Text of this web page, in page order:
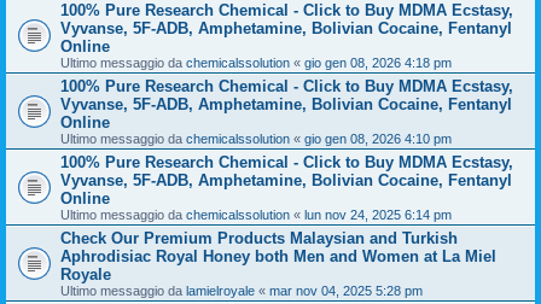
100% Pure Research Chemical - Click to Buy MDMA Ecstasy,
Vyvanse, 5F-ADB, Amphetamine, Bolivian Cocaine, Fentanyl
Online
Ultimo messaggio da chemicalssolution « gio gen 08, 2026 4:18 pm
100% Pure Research Chemical - Click to Buy MDMA Ecstasy,
Vyvanse, 5F-ADB, Amphetamine, Bolivian Cocaine, Fentanyl
Online
Ultimo messaggio da chemicalssolution « gio gen 08, 2026 4:10 pm
100% Pure Research Chemical - Click to Buy MDMA Ecstasy,
Vyvanse, 5F-ADB, Amphetamine, Bolivian Cocaine, Fentanyl
Online
Ultimo messaggio da chemicalssolution « lun nov 24, 2025 6:14 pm
Check Our Premium Products Malaysian and Turkish
Aphrodisiac Royal Honey both Men and Women at La Miel
Royale
Ultimo messaggio da lamielroyale « mar nov 04, 2025 5:28 pm